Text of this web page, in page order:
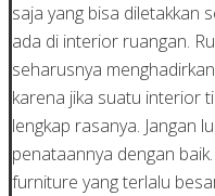
saja yang bisa diletakkan
ada di interior ruangan.
seharusnya
karena jika suatu interior
lengkap rasanya. Jangan
penataannya dengan
furniture yang terlalu